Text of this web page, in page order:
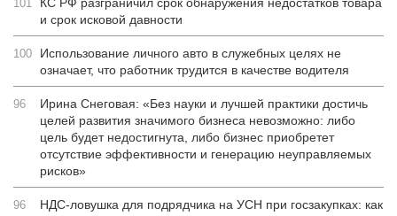
101
и срок исковой давности
100
Использование личного авто в служебных целях не
означает, что работник трудится в качестве водителя
96
Ирина Снеговая: «Без науки и лучшей практики достичь
целей развития значимого бизнеса невозможно: либо
цель будет недостигнута, либо бизнес приобретет
отсутствие эффективности и генерацию неуправляемых
рисков»
96
НДС-ловушка для подрядчика на УСН при госзакупках: как